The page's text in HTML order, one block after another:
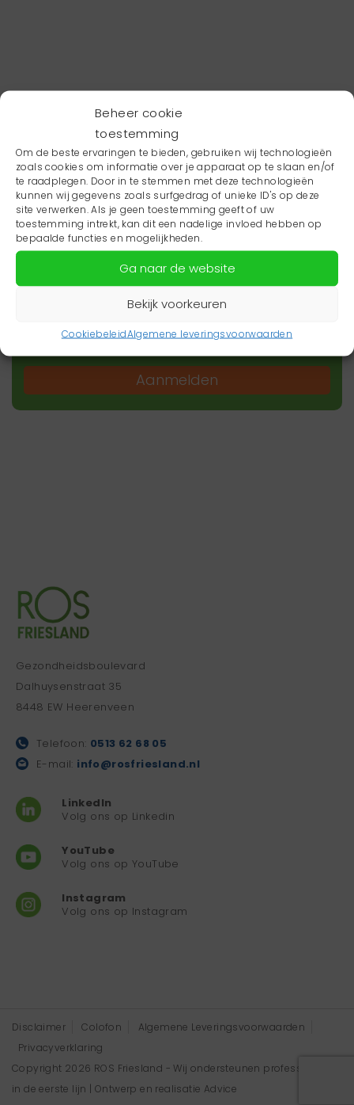
Beheer cookie
toestemming
Om de beste ervaringen te bieden, gebruiken wij technologieën
zoals cookies om informatie over je apparaat op te slaan en/of
te raadplegen. Door in te stemmen met deze technologieën
kunnen wij gegevens zoals surfgedrag of unieke ID's op deze
site verwerken. Als je geen toestemming geeft of uw
toestemming intrekt, kan dit een nadelige invloed hebben op
bepaalde functies en mogelijkheden.
Ga naar de website
Bekijk voorkeuren
CookiebeleidAlgemene leveringsvoorwaarden
Wil je niets missen?
Wil je op de hoogte blijven van het laatste
zorgnieuws in jouw regio? Schrijf je dan in voor
onze nieuwsbrief.
Aanmelden
Gezondheidsboulevard
Dalhuysenstraat 35
8448 EW Heerenveen
Telefoon: 0513 62 68 05
E-mail: info@rosfriesland.nl
LinkedIn
Volg ons op Linkedin
YouTube
Volg ons op YouTube
Instagram
Volg ons op Instagram
Disclaimer Colofon
Algemene Leveringsvoorwaarden
Privacyverklaring
Copyright 2026 ROS Friesland - Wij ondersteunen professionals
in de eerste lijn | Ontwerp en realisatie Advice